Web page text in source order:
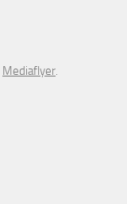
Mediaflyer.